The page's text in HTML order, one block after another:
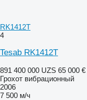
RK1412T
4
Tesab RK1412T
891 400 000 UZS 65 000 €
Грохот вибрационный
2006
7 500 м/ч